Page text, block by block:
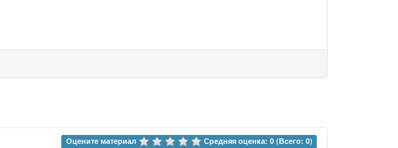
Оцените материал Средняя оценка: 0 (Всего: 0)